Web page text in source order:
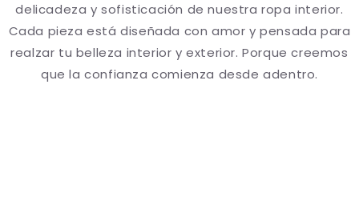
Encuentra estilos desde lisos hasta encaje
delicado, con detalles de mesh, talla extra y
refuerzo abdominal (modelo 8841).
Disponibles en tallas CH a XG/EG, incluyendo
la línea Teens con cobertura completa y
delicadeza y sofisticación de nuestra ropa interior.
Cada pieza está diseñada con amor y pensada para
realzar tu belleza interior y exterior. Porque creemos
que la confianza comienza desde adentro.